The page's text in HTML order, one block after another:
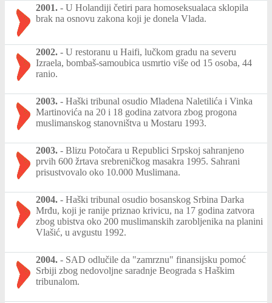
2001. - U Holandiji četiri para homoseksualaca sklopila
brak na osnovu zakona koji je donela Vlada.
2002. - U restoranu u Haifi, lučkom gradu na severu
Izraela, bombaš-samoubica usmrtio više od 15 osoba, 44
ranio.
2003. - Haški tribunal osudio Mladena Naletilića i Vinka
Martinovića na 20 i 18 godina zatvora zbog progona
muslimanskog stanovništva u Mostaru 1993.
2003. - Blizu Potočara u Republici Srpskoj sahranjeno
prvih 600 žrtava srebreničkog masakra 1995. Sahrani
prisustvovalo oko 10.000 Muslimana.
2004. - Haški tribunal osudio bosanskog Srbina Darka
Mrđu, koji je ranije priznao krivicu, na 17 godina zatvora
zbog ubistva oko 200 muslimanskih zarobljenika na planini
Vlašić, u avgustu 1992.
2004. - SAD odlučile da "zamrznu" finansijsku pomoć
Srbiji zbog nedovoljne saradnje Beograda s Haškim
tribunalom.